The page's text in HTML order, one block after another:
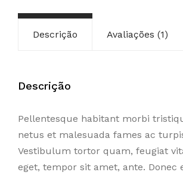
Descrição Avaliações (1)
Descrição
Pellentesque habitant morbi
netus et malesuada fames ac
Vestibulum tortor quam, feugiat
eget, tempor sit amet, ante. Donec